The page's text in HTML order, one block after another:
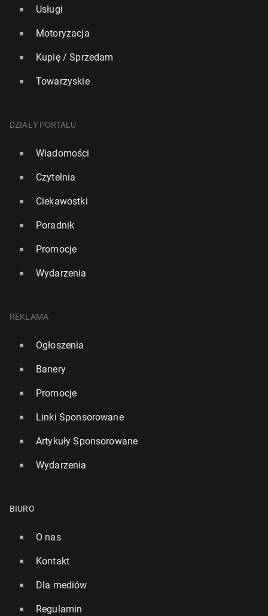
Usługi
Motoryzacja
Kupię / Sprzedam
Towarzyskie
DZIAŁY PORTALU
Wiadomości
Czytelnia
Ciekawostki
Poradnik
Promocje
Wydarzenia
REKLAMA
Ogłoszenia
Banery
Promocje
Linki Sponsorowane
Artykuły Sponsorowane
Wydarzenia
BIURO
O nas
Kontakt
Dla mediów
Regulamin